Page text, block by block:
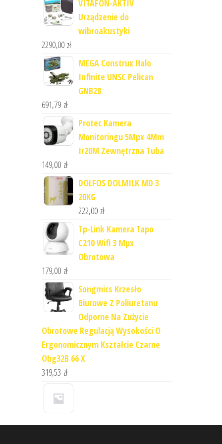
VITAFON-AKTIV
Urządzenie do
wibroakustyki
2290,00 zł
MEGA Construx Halo
Infinite UNSC Pelican
GNB28
691,79 zł
Protec Kamera
Monitoringu 5Mpx 4Mm
Ir20M Zewnętrzna Tuba
149,00 zł
DOLFOS DOLMILK MD 3
20KG
222,00 zł
Tp-Link Kamera Tapo
C210 Wifi 3 Mpx
Obrotowa
179,00 zł
Songmics Krzesło
Biurowe Z Poliuretanu
Odporne Na Zużycie
Obrotowe Regulacją Wysokości O
Ergonomicznym Kształcie Czarne
Obg32B 66 X
319,53 zł